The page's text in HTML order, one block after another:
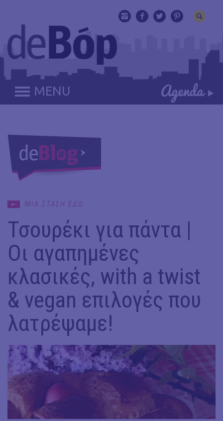
MENU
ΜΙΑ ΣΤΑΣΗ ΕΔΩ
Τσουρέκι για πάντα |
Οι αγαπημένες
κλασικές, with a twist
& vegan επιλογές που
λατρέψαμε!